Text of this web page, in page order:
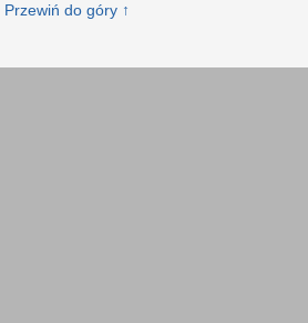
Przewiń do góry ↑